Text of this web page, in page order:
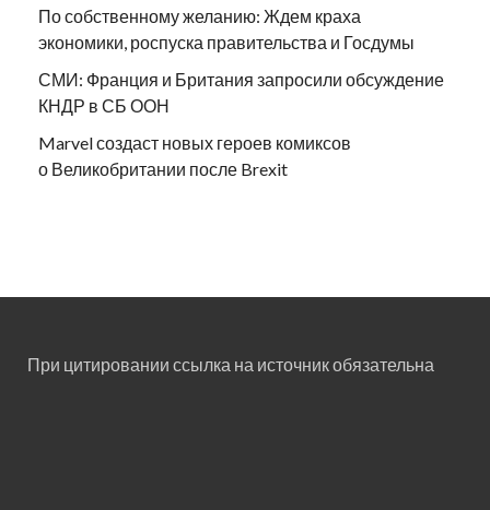
По собственному желанию: Ждем краха
экономики, роспуска правительства и Госдумы
СМИ: Франция и Британия запросили обсуждение
КНДР в СБ ООН
Marvel создаст новых героев комиксов
о Великобритании после Brexit
При цитировании ссылка на источник обязательна